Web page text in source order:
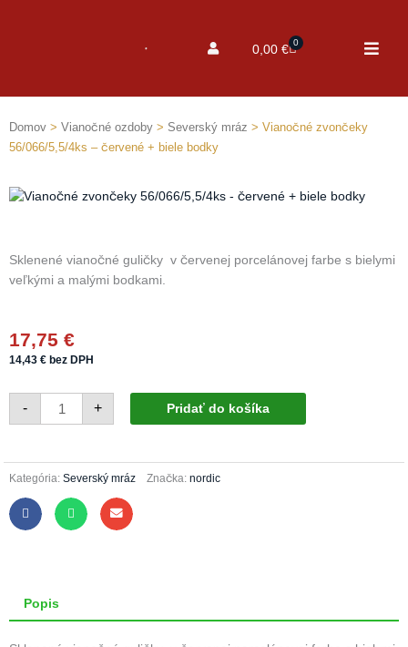
0,00€ 0
Cart
Domov > Vianočné ozdoby > Severský mráz > Vianočné zvončeky
56/066/5,5/4ks – červené + biele bodky
Sklenené vianočné guličky v červenej porcelánovej farbe s bielymi
veľkými a malými bodkami.
17,75 €
14,43 € bez DPH
-
množstvo
Vianočné
zvončeky
biele
+ Pridať do košíka
Kategória: Severský mráz Značka: nordic
Popis